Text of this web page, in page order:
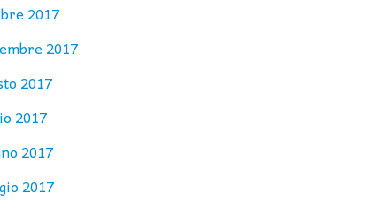
2017
2017
2017
2017
2017
2017